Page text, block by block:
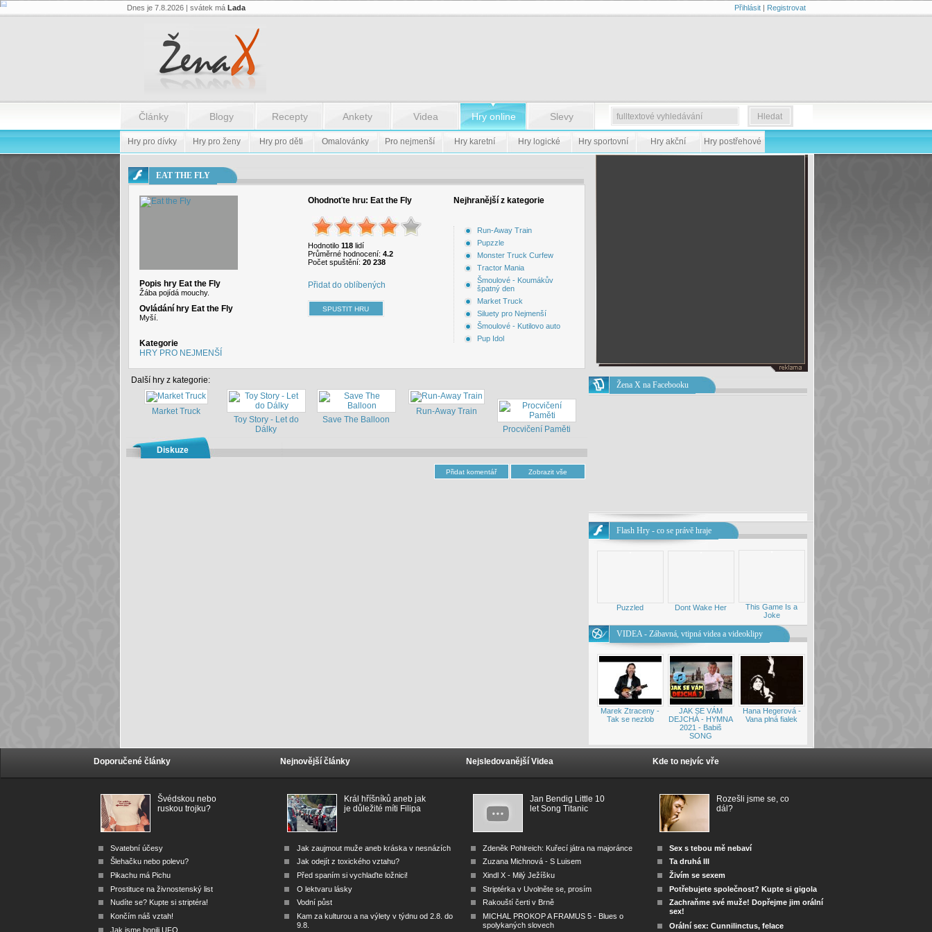
Flash.nazev
Dnes je 7.8.2026 | svátek má Lada Přihlásit| Registrovat
Články Blogy Recepty Ankety Videa Hry online Slevy
Hry pro dívky Hry pro ženy Hry pro děti Omalovánky Pro nejmenší Hry karetní Hry logické Hry sportovní Hry akční Hry postřehové
EAT THE FLY
Popis hry Eat the Fly
Žába pojídá mouchy.
Ovládání hry Eat the Fly
Myší.
Kategorie
HRY PRO NEJMENŠÍ
Ohodnoťte hru: Eat the Fly
Hodnotilo 118lidí
Průměrné hodnocení: 4.2
Počet spuštění: 20 238
Přidat do oblíbených
Nejhranější z kategorie
Run-Away Train
Pupzzle
Monster Truck Curfew
Tractor Mania
Šmoulové - Koumákův
špatný den
Market Truck
Siluety pro Nejmenší
Šmoulové - Kutilovo auto
Pup Idol
Další hry z kategorie:
Market Truck
Toy Story - Let do
Dálky
Save The Balloon
Run-Away Train
Procvičení Paměti
Diskuze
Žena X na Facebooku
Flash Hry - co se právě hraje
This Game Is a
Joke
Dont Wake Her
Puzzled
VIDEA - Zábavná, vtipná videa a videoklipy
Hana Hegerová -
Vana plná fialek
JAK SE VÁM
DEJCHÁ - HYMNA
2021 - Babiš
SONG
Marek Ztraceny -
Tak se nezlob
Doporučené články
Švédskou nebo
ruskou trojku?
Svatební účesy
Šlehačku nebo polevu?
Pikachu má Pichu
Prostituce na živnostenský list
Nudíte se? Kupte si striptéra!
Končím náš vztah!
Jak jsme honili UFO
Nejnovější články
Král hříšníků aneb jak
je důležité míti Filipa
Jak zaujmout muže aneb kráska v nesnázích
Jak odejít z toxického vztahu?
Před spaním si vychlaďte ložnici!
O lektvaru lásky
Vodní půst
Kam za kulturou a na výlety v týdnu od 2.8. do
9.8.
Nejsledovanější Videa
Jan Bendig Little 10
let Song Titanic
Zdeněk Pohlreich: Kuřecí játra na majoránce
Zuzana Michnová - S Luisem
Xindl X - Milý Ježíšku
Striptérka v Uvolněte se, prosím
Rakouští čerti v Brně
MICHAL PROKOP A FRAMUS 5 - Blues o
spolykaných slovech
Kde to nejvíc vře
Rozešli jsme se, co
dál?
Sex s tebou mě nebaví
Ta druhá III
Živím se sexem
Potřebujete společnost? Kupte si gigola
Zachraňme své muže! Dopřejme jim orální
sex!
Orální sex: Cunnilinctus, felace